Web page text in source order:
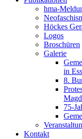
hma-
Höckes
Logos
Broschüren
Galerie
in
8.
75-
Kontakt